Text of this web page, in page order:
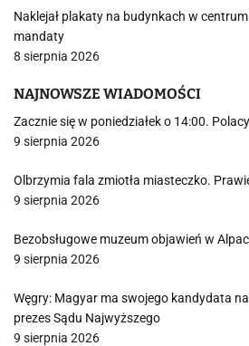
Naklejał plakaty na budynkach w
mandaty
8 sierpnia 2026
NAJNOWSZE WIADOMOŚCI
Zacznie się w poniedziałek o 14:00.
9 sierpnia 2026
Olbrzymia fala zmiotła miasteczko.
9 sierpnia 2026
Bezobsługowe muzeum objawień w
9 sierpnia 2026
Węgry: Magyar ma swojego kandydata
prezes Sądu Najwyższego
9 sierpnia 2026